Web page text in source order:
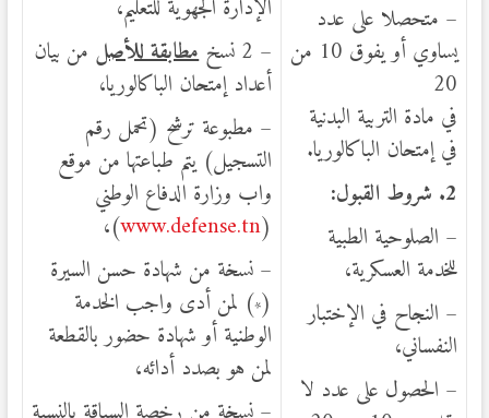
– متحصلا على عدد
يساوي أو يفوق 10 من
20
في مادة التربية البدنية
في إمتحان الباكالوريا.
2. شروط القبول:
– الصلوحية الطبية
للخدمة العسكرية،
– النجاح في الإختبار
النفساني،
– الحصول على عدد لا
الإدارة الجهوية للتعليم،
– 2 نسخ
مطابقة للأصل من بيان
أعداد إمتحان الباكالوريا،
– مطبوعة ترشح (تحمل رقم
التسجيل) يتم طباعتها من موقع
واب وزارة الدفاع الوطني
(
www.defense.tn)،
– نسخة من شهادة حسن السيرة
(
*) لمن أدى واجب الخدمة
الوطنية أو شهادة حضور بالقطعة
لمن هو بصدد أدائه،